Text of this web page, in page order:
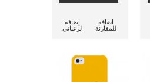
إضافة
لرغباتي
اضافة
للمقارنة